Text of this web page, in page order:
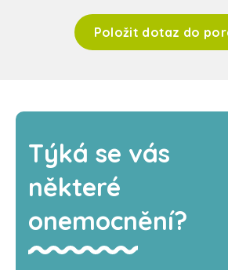
Položit dotaz do
Týká se vás
některé
onemocnění?